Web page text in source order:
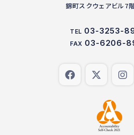
錦町スクウェアビル7
TEL 03-3253-
FAX 03-6206-